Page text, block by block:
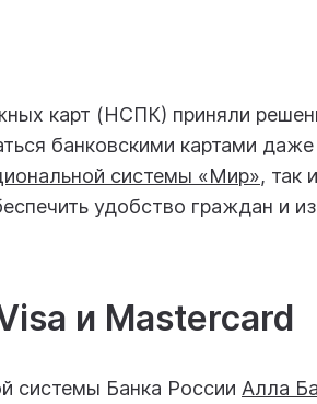
карт (НСПК) приняли
банковскими картами даже
системы «Мир», так
удобство граждан и
и Mastercard
системы Банка России Алла